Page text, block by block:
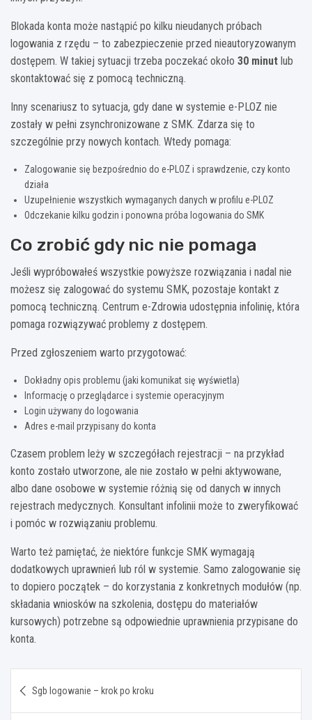
Blokada konta może nastąpić po kilku nieudanych próbach
logowania z rzędu – to zabezpieczenie przed nieautoryzowanym
dostępem. W takiej sytuacji trzeba poczekać około 30 minut lub
skontaktować się z pomocą techniczną.
Inny scenariusz to sytuacja, gdy dane w systemie e-PLOZ nie
zostały w pełni zsynchronizowane z SMK. Zdarza się to
szczególnie przy nowych kontach. Wtedy pomaga:
Zalogowanie się bezpośrednio do e-PLOZ i sprawdzenie, czy konto
działa
Uzupełnienie wszystkich wymaganych danych w profilu e-PLOZ
Odczekanie kilku godzin i ponowna próba logowania do SMK
Co zrobić gdy nic nie pomaga
Jeśli wypróbowałeś wszystkie powyższe rozwiązania i nadal nie
możesz się zalogować do systemu SMK, pozostaje kontakt z
pomocą techniczną. Centrum e-Zdrowia udostępnia infolinię, która
pomaga rozwiązywać problemy z dostępem.
Przed zgłoszeniem warto przygotować:
Dokładny opis problemu (jaki komunikat się wyświetla)
Informację o przeglądarce i systemie operacyjnym
Login używany do logowania
Adres e-mail przypisany do konta
Czasem problem leży w szczegółach rejestracji – na przykład
konto zostało utworzone, ale nie zostało w pełni aktywowane,
albo dane osobowe w systemie różnią się od danych w innych
rejestrach medycznych. Konsultant infolinii może to zweryfikować
i pomóc w rozwiązaniu problemu.
Warto też pamiętać, że niektóre funkcje SMK wymagają
dodatkowych uprawnień lub ról w systemie. Samo zalogowanie się
to dopiero początek – do korzystania z konkretnych modułów (np.
składania wniosków na szkolenia, dostępu do materiałów
kursowych) potrzebne są odpowiednie uprawnienia przypisane do
konta.
wpisu
Sgb logowanie – krok po kroku